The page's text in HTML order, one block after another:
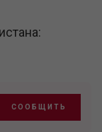
СООБЩИТЬ